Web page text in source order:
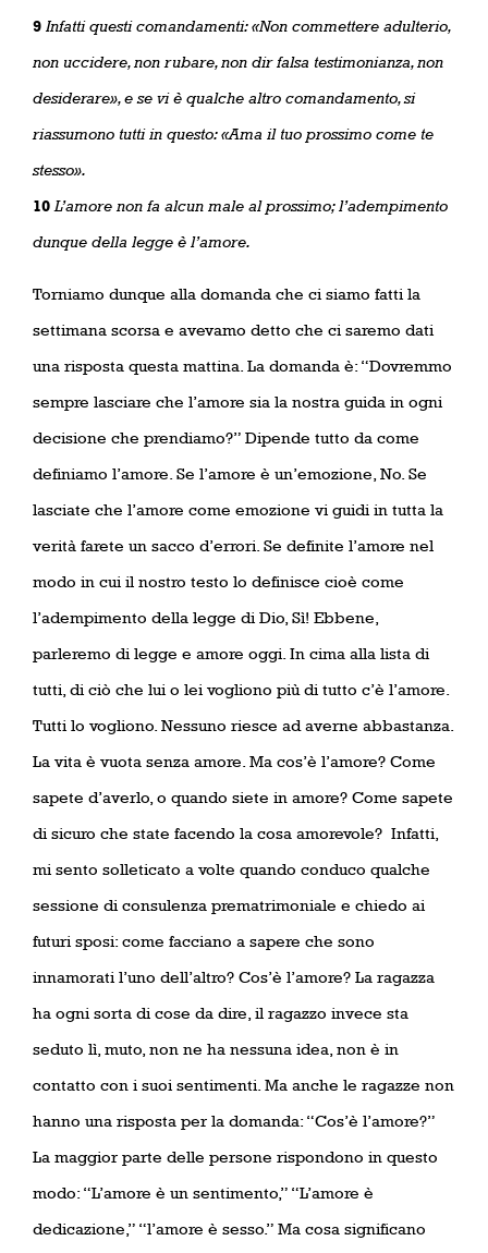
9 Infatti questi comandamenti: «Non commettere adulterio,
non uccidere, non rubare, non dir falsa testimonianza, non
desiderare», e se vi è qualche altro comandamento, si
riassumono tutti in questo: «Ama il tuo prossimo come te
stesso».
10 L’amore non fa alcun male al prossimo; l’adempimento
dunque della legge è l’amore.
Torniamo dunque alla domanda che ci siamo fatti la
settimana scorsa e avevamo detto che ci saremo dati
una risposta questa mattina. La domanda è: “Dovremmo
sempre lasciare che l’amore sia la nostra guida in ogni
decisione che prendiamo?” Dipende tutto da come
definiamo l’amore. Se l’amore è un’emozione, No. Se
lasciate che l’amore come emozione vi guidi in tutta la
verità farete un sacco d’errori. Se definite l’amore nel
modo in cui il nostro testo lo definisce cioè come
l’adempimento della legge di Dio, Sì! Ebbene,
parleremo di legge e amore oggi. In cima alla lista di
tutti, di ciò che lui o lei vogliono più di tutto c’è l’amore.
Tutti lo vogliono. Nessuno riesce ad averne abbastanza.
La vita è vuota senza amore. Ma cos’è l’amore? Come
sapete d’averlo, o quando siete in amore? Come sapete
di sicuro che state facendo la cosa amorevole? Infatti,
mi sento solleticato a volte quando conduco qualche
sessione di consulenza prematrimoniale e chiedo ai
futuri sposi: come facciano a sapere che sono
innamorati l’uno dell’altro? Cos’è l’amore? La ragazza
ha ogni sorta di cose da dire, il ragazzo invece sta
seduto lì, muto, non ne ha nessuna idea, non è in
contatto con i suoi sentimenti. Ma anche le ragazze non
hanno una risposta per la domanda: “Cos’è l’amore?”
La maggior parte delle persone rispondono in questo
modo: “L’amore è un sentimento,” “L’amore è
dedicazione,” “l’amore è sesso.” Ma cosa significano